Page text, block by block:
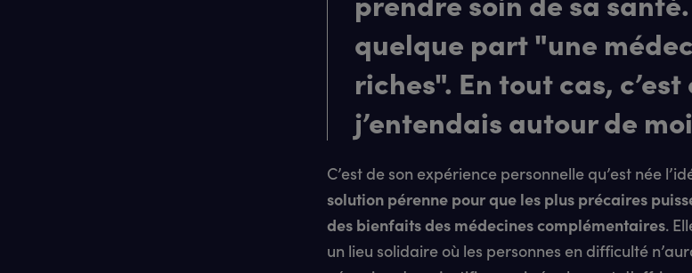
quelque part "une
riches". En tout cas, c’est
j’entendais autour de
C’est de son expérience personnelle qu’est née
solution pérenne pour que les plus précaires
des bienfaits des médecines complémentaires.
un lieu solidaire où les personnes en difficulté